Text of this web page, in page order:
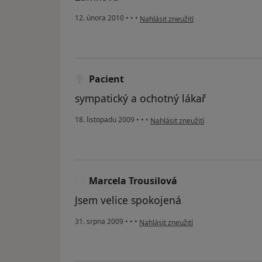
12. února 2010 • • • podle názoru uživatele Pacient
Nahlásit zneužití
Pacient
sympatický a ochotný lákař
18. listopadu 2009 • • • podle názoru uživatele Pacient
Nahlásit zneužití
Marcela Trousilová
Jsem velice spokojená
31. srpna 2009 • • • podle názoru uživatele Marcela
Nahlásit zneužití